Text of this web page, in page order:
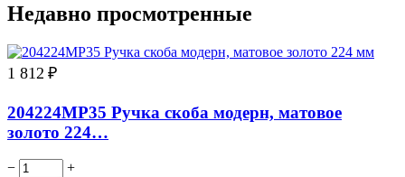
Недавно просмотренные
1 812 ₽
204224MP35 Ручка скоба модерн, матовое
золото 224…
− +